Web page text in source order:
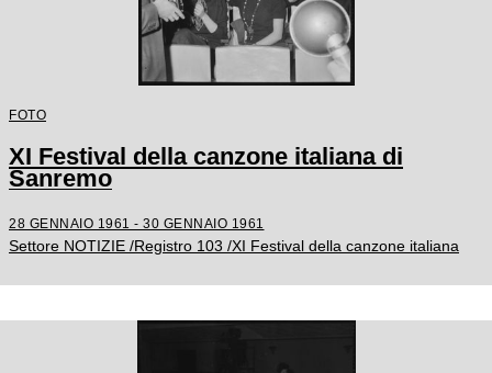
FOTO
XI Festival della canzone italiana di
Sanremo
28 GENNAIO 1961 - 30 GENNAIO 1961
Settore NOTIZIE /Registro 103 /XI Festival della canzone italiana